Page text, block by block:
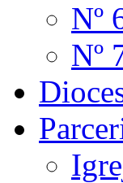
Nº
Nº